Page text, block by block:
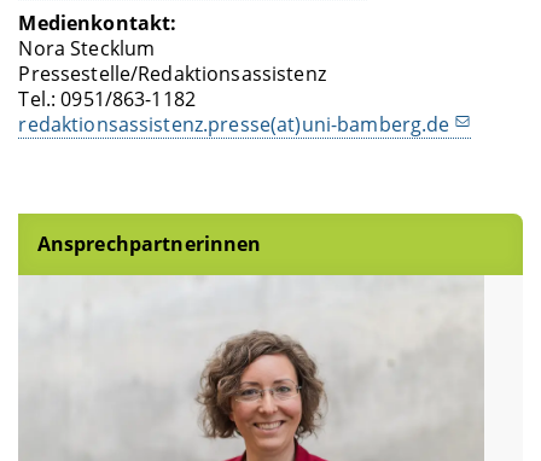
Medienkontakt:
Nora Stecklum
Pressestelle/Redaktionsassistenz
Tel.: 0951/863-1182
redaktionsassistenz.presse(at)uni-bamberg.de
Ansprechpartnerinnen